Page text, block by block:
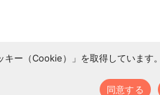
プライバシーポ
© 2022 Tokushima
ー（Cookie）」を取得していま
同意する